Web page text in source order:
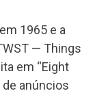
1965 e a
— Things
em “Eight
anúncios